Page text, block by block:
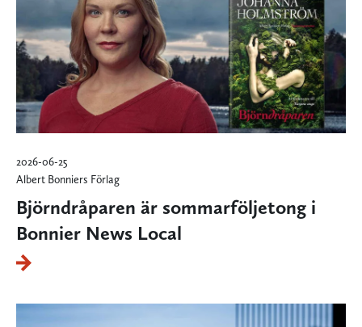
2026-06-25
Albert Bonniers Förlag
Björndråparen är sommarföljetong i
Bonnier News Local